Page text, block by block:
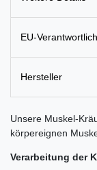
EU-
Hersteller
Unsere Muskel-
körpereignen
Verarbeitung der